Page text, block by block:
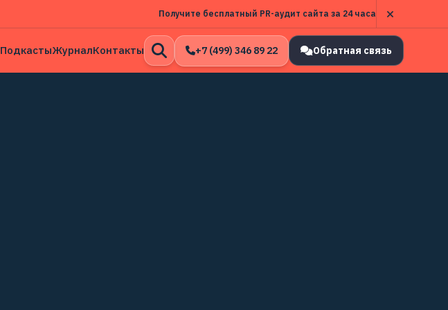
Получите бесплатный PR-аудит сайта за 24 часа
ПодкастыЖурналКонтакты
Открыть
поиск
+7 (499) 346 89 22 Обратная связь